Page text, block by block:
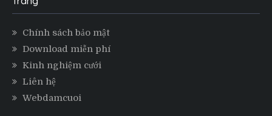
Chính sách bảo mật
Download miễn phí
Kinh nghiệm cưới
Liên hệ
Webdamcuoi